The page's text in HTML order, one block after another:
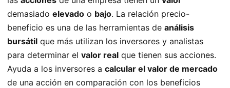
demasiado elevado o bajo. La relación precio-
beneficio es una de las herramientas de análisis
bursátil que más utilizan los inversores y analistas
para determinar el valor real que tienen sus acciones.
Ayuda a los inversores a calcular el valor de mercado
de una acción en comparación con los beneficios